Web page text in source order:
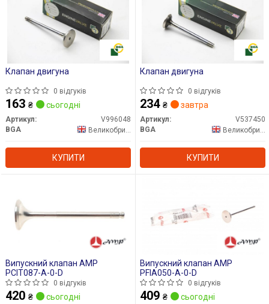
Клапан двигуна
0 відгуків
163 ₴ сьогодні
Артикул:
V996048
BGA
Великобританія
КУПИТИ
Клапан двигуна
0 відгуків
234 ₴ завтра
Артикул:
V537450
BGA
Великобританія
КУПИТИ
Випускний клапан AMP
PCIT087-A-0-D
0 відгуків
420 ₴ сьогодні
Випускний клапан AMP
PFIA050-A-0-D
0 відгуків
409 ₴ сьогодні